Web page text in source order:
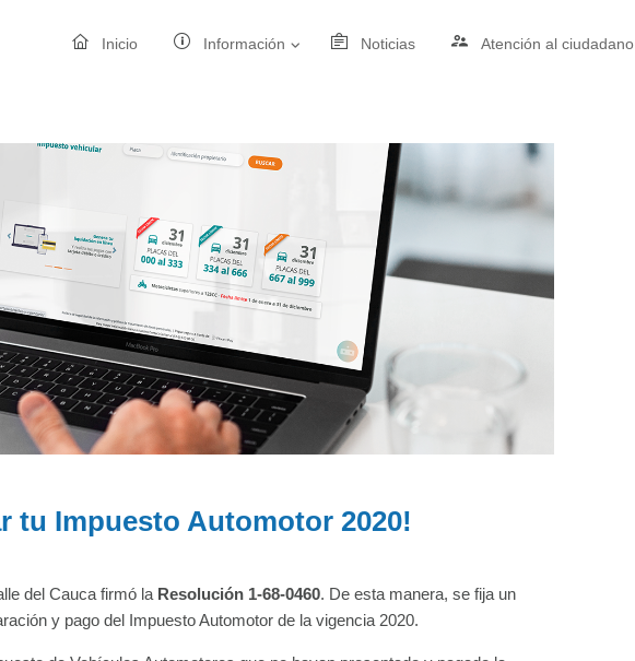
Inicio Información Noticias Atención al ciudadano
tu Impuesto Automotor 2020!
del Cauca firmó la Resolución 1-68-0460. De esta manera, se fija un
y pago del Impuesto Automotor de la vigencia 2020.